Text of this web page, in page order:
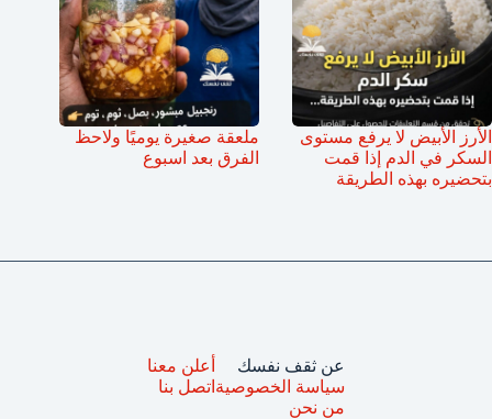
الأرز الأبيض لا يرفع مستوى
السكر في الدم إذا قمت
بتحضيره بهذه الطريقة
ملعقة صغيرة يوميًا ولاحظ
الفرق بعد اسبوع
عن ثقف نفسك
سياسة الخصوصية
من نحن
أعلن معنا
اتصل بنا